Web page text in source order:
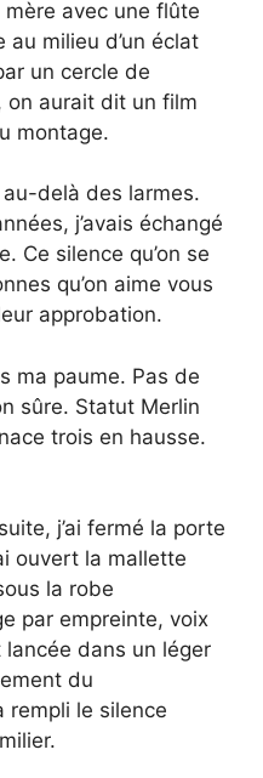
avec une flûte
milieu d’un éclat
un cercle de
on aurait dit un film
montage.
au-delà des larmes.
j’avais échangé
Ce silence qu’on se
qu’on aime vous
approbation.
ma paume. Pas de
sûre. Statut Merlin
trois en hausse.
j’ai fermé la porte
ouvert la mallette
la robe
par empreinte, voix
lancée dans un léger
du
rempli le silence